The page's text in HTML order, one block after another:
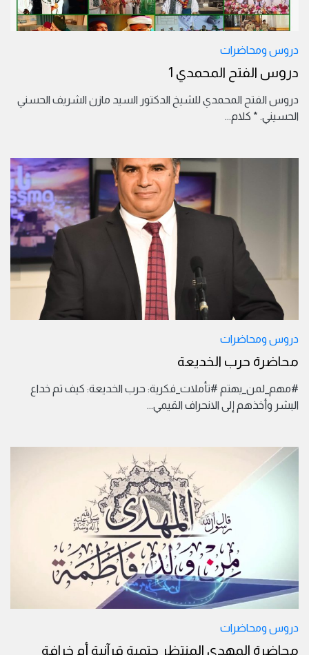
دروس ومحاضرات
دروس الفتح المحمدي 1
دروس الفتح المحمدي للشيخ الدكتور السيد مازن الشريف الحسني
الحسيني. * كلام...
دروس ومحاضرات
محاضرة حرب الخديعة
#مهم_لمن_يهتم #تأملات_فكرية: حرب الخديعة: كيف تم خداع
البشر وأخذهم إلى الانحراف القيمي...
دروس ومحاضرات
محاضرة المهدي المنتظر حتمية قرآنية أم خرافة